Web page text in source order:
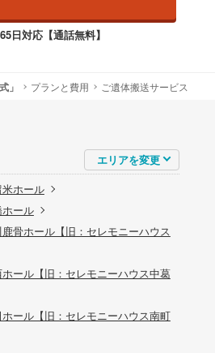
日対応【通話無料】
」 プランと費用 ご遺体搬送サービス
ホール
ール
骨ホール【旧：セレモニーハウス
ール【旧：セレモニーハウス中葛
ール【旧：セレモニーハウス南町